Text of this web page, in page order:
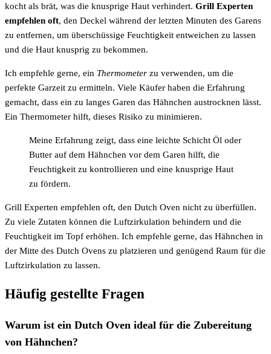
kocht als brät, was die knusprige Haut verhindert. Grill Experten
empfehlen oft, den Deckel während der letzten Minuten des Garens
zu entfernen, um überschüssige Feuchtigkeit entweichen zu lassen
und die Haut knusprig zu bekommen.
Ich empfehle gerne, ein Thermometer zu verwenden, um die
perfekte Garzeit zu ermitteln. Viele Käufer haben die Erfahrung
gemacht, dass ein zu langes Garen das Hähnchen austrocknen lässt.
Ein Thermometer hilft, dieses Risiko zu minimieren.
Meine Erfahrung zeigt, dass eine leichte Schicht Öl oder
Butter auf dem Hähnchen vor dem Garen hilft, die
Feuchtigkeit zu kontrollieren und eine knusprige Haut
zu fördern.
Grill Experten empfehlen oft, den Dutch Oven nicht zu überfüllen.
Zu viele Zutaten können die Luftzirkulation behindern und die
Feuchtigkeit im Topf erhöhen. Ich empfehle gerne, das Hähnchen in
der Mitte des Dutch Ovens zu platzieren und genügend Raum für die
Luftzirkulation zu lassen.
Häufig gestellte Fragen
Warum ist ein Dutch Oven ideal für die Zubereitung
von Hähnchen?